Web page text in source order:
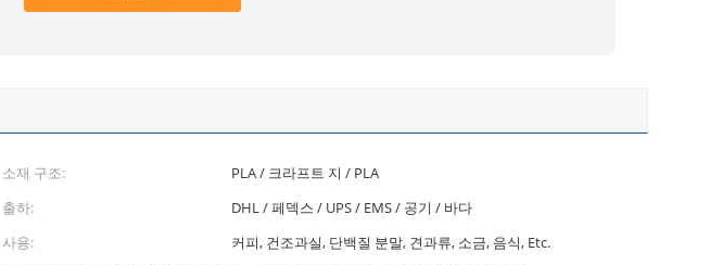
소재 구조:
PLA / 크라프트 지 / PLA
출하:
DHL / 페덱스 / UPS / EMS / 공기 / 바다
사용:
커피, 건조과실, 단백질 분말, 견과류, 소금, 음식, Etc.